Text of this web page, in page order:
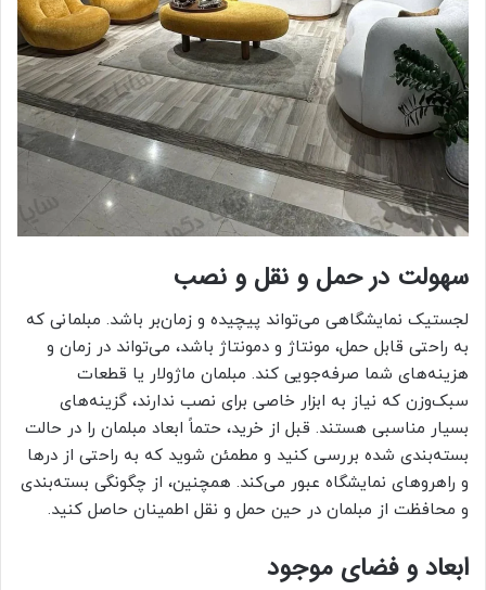
سهولت در حمل و نقل و نصب
لجستیک نمایشگاهی می‌تواند پیچیده و زمان‌بر باشد. مبلمانی که
به راحتی قابل حمل، مونتاژ و دمونتاژ باشد، می‌تواند در زمان و
هزینه‌های شما صرفه‌جویی کند. مبلمان ماژولار یا قطعات
سبک‌وزن که نیاز به ابزار خاصی برای نصب ندارند، گزینه‌های
بسیار مناسبی هستند. قبل از خرید، حتماً ابعاد مبلمان را در حالت
بسته‌بندی شده بررسی کنید و مطمئن شوید که به راحتی از درها
و راهروهای نمایشگاه عبور می‌کند. همچنین، از چگونگی بسته‌بندی
و محافظت از مبلمان در حین حمل و نقل اطمینان حاصل کنید.
ابعاد و فضای موجود